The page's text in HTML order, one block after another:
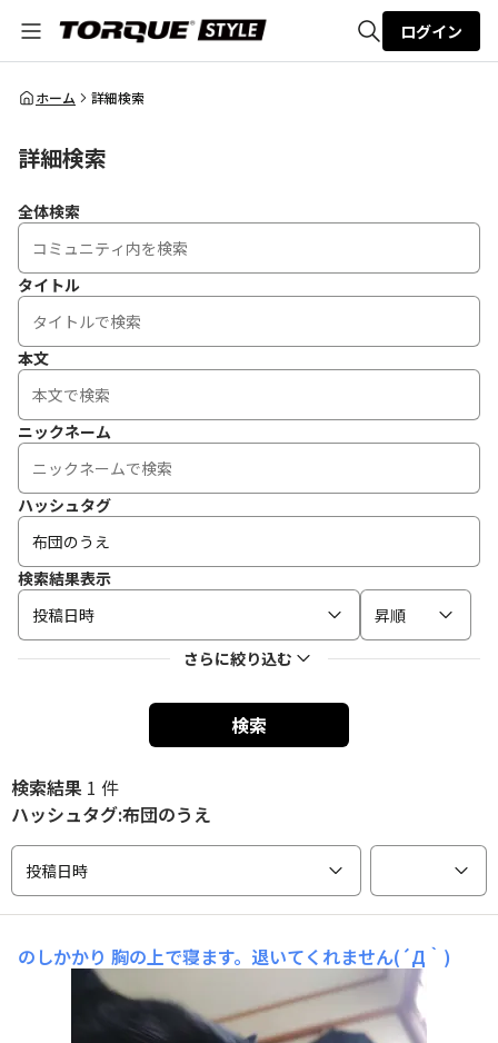
全体検索
ログイン
ホーム 詳細検索
詳細検索
全体検索
タイトル
本文
ニックネーム
ハッシュタグ
検索結果表示
投稿日時
昇順
さらに絞り込む
検索
検索結果 1 件
ハッシュタグ:布団のうえ
投稿日時
のしかかり 胸の上で寝ます。退いてくれません(´Д｀)